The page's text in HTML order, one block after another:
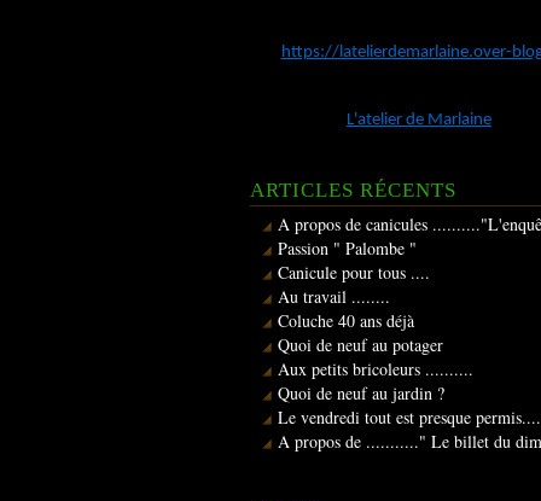
https://latelierdemarlaine.over-
L'atelier de Marlaine
ARTICLES RÉCENTS
A propos de canicules
Passion " Palombe "
Canicule pour tous ....
Au travail ........
Coluche 40 ans déjà
Quoi de neuf au potager
Aux petits bricoleurs ..........
Quoi de neuf au jardin ?
Le vendredi tout est presque
A propos de ..........." Le billet du